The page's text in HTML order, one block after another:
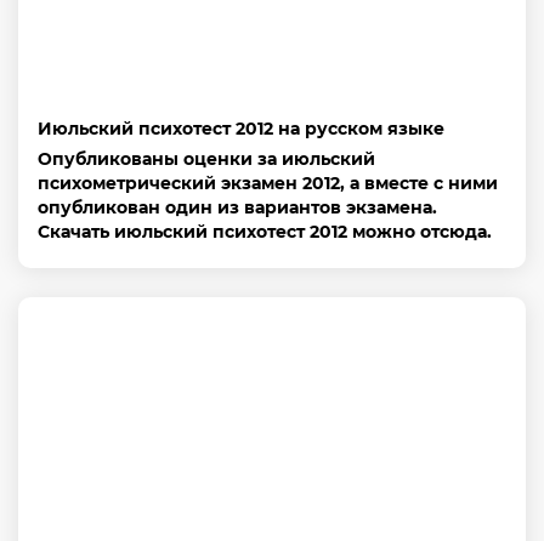
Июльский психотест 2012 на русском языке
Опубликованы оценки за июльский
психометрический экзамен 2012, а вместе с ними
опубликован один из вариантов экзамена.
Скачать июльский психотест 2012 можно отсюда.